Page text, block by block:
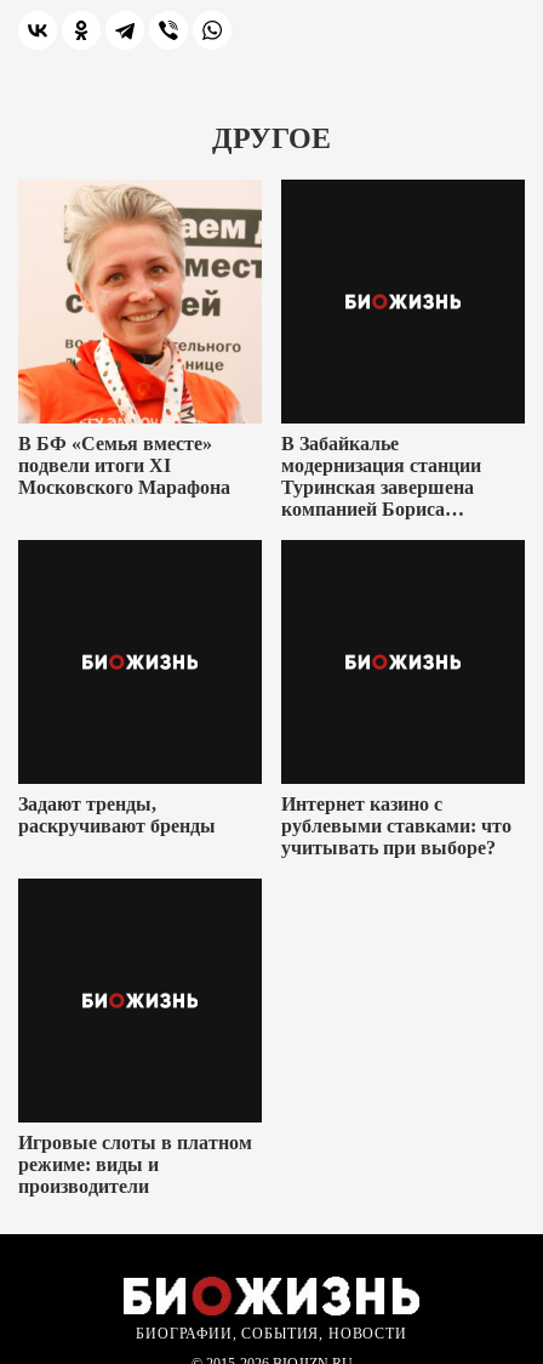
ДРУГОЕ
В БФ «Семья вместе»
подвели итоги XI
Московского Марафона
В Забайкалье
модернизация станции
Туринская завершена
компанией Бориса
Задают тренды,
раскручивают бренды
Интернет казино с
рублевыми ставками: что
учитывать при выборе?
Игровые слоты в платном
режиме: виды и
производители
БИОГРАФИИ, СОБЫТИЯ, НОВОСТИ